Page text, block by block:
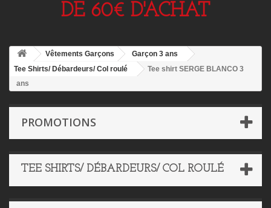
DE 60€ D'ACHAT
Vêtements Garçons
Garçon 3 ans
Tee Shirts/ Débardeurs/ Col roulé
Tee shirt SERGE BLANCO 3
ans
PROMOTIONS
TEE SHIRTS/ DÉBARDEURS/ COL ROULÉ